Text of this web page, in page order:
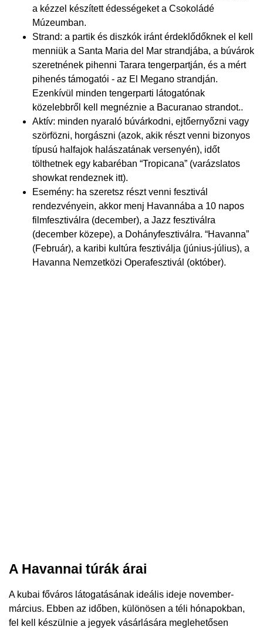
a kézzel készített édességeket a Csokoládé
Múzeumban.
Strand: a partik és diszkók iránt érdeklődőknek el kell
menniük a Santa Maria del Mar strandjába, a búvárok
szeretnének pihenni Tarara tengerpartján, és a mért
pihenés támogatói - az El Megano strandján.
Ezenkívül minden tengerparti látogatónak
közelebbről kell megnéznie a Bacuranao strandot..
Aktív: minden nyaraló búvárkodni, ejtőernyőzni vagy
szörfözni, horgászni (azok, akik részt venni bizonyos
típusú halfajok halászatának versenyén), időt
tölthetnek egy kabaréban “Tropicana” (varázslatos
showkat rendeznek itt).
Esemény: ha szeretsz részt venni fesztivál
rendezvényein, akkor menj Havannába a 10 napos
filmfesztiválra (december), a Jazz fesztiválra
(december közepe), a Dohányfesztiválra. “Havanna”
(Február), a karibi kultúra fesztiválja (június-július), a
Havanna Nemzetközi Operafesztivál (október).
A Havannai túrák árai
A kubai főváros látogatásának ideális ideje november-
március. Ebben az időben, különösen a téli hónapokban,
fel kell készülnie a jegyek vásárlására meglehetősen